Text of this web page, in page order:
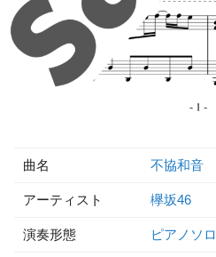
曲名 不協和音
アーティスト 欅坂46
演奏形態 ピアノソロ